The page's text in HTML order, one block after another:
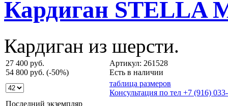
Кардиган STELLA
Кардиган из шерсти.
27 400 руб.
54 800 руб. (-50%)
Артикул: 261528
Есть в наличии
таблица размеров
Консультация по тел +7 (916)
Последний экземпляр